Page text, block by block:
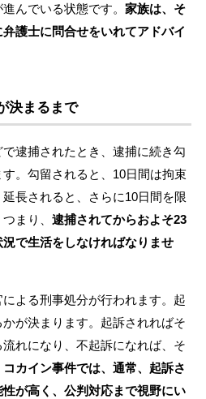
んでいる状態です。 家族は、そ
護士に問合せをいれてアドバイ
決まるまで
逮捕されたとき、逮捕に続き勾
。勾留されると、10日間は拘束
長されると、さらに10日間を限
まり、 逮捕されてからおよそ23
で生活をしなければなりませ
よる刑事処分が行われます。起
が決まります。起訴されればそ
れになり、不起訴になれば、そ
コカイン事件では、通常、起訴さ
が高く、公判対応まで視野にい